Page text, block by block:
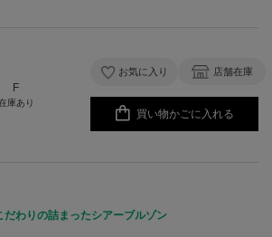
F
庫あり
お気に入り 店舗在庫
買い物かごに入れる
わりの詰まったシアーブルゾン